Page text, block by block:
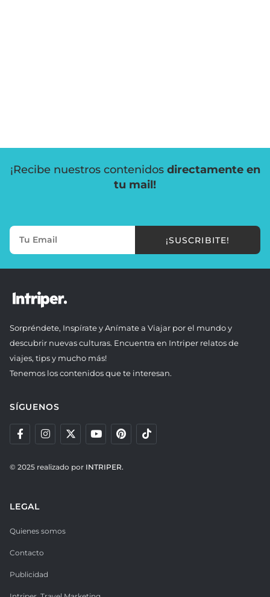
¡Recibe nuestros contenidos directamente en
tu mail!
¡SUSCRIBITE!
Sorpréndete, Inspírate y Anímate a Viajar por el mundo y
descubrir nuevas culturas. Encuentra en Intriper relatos de
viajes, tips y mucho más!
Tenemos los contenidos que te interesan.
SÍGUENOS
© 2025 realizado por INTRIPER.
LEGAL
Quienes somos
Contacto
Publicidad